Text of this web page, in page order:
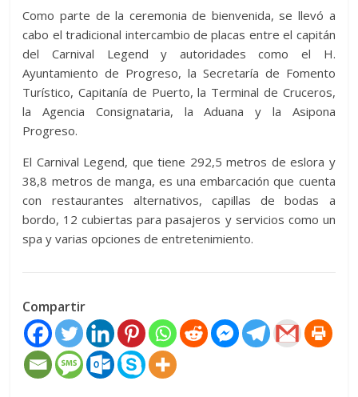
Como parte de la ceremonia de bienvenida, se llevó a
cabo el tradicional intercambio de placas entre el capitán
del Carnival Legend y autoridades como el H.
Ayuntamiento de Progreso, la Secretaría de Fomento
Turístico, Capitanía de Puerto, la Terminal de Cruceros,
la Agencia Consignataria, la Aduana y la Asipona
Progreso.
El Carnival Legend, que tiene 292,5 metros de eslora y
38,8 metros de manga, es una embarcación que cuenta
con restaurantes alternativos, capillas de bodas a
bordo, 12 cubiertas para pasajeros y servicios como un
spa y varias opciones de entretenimiento.
Compartir